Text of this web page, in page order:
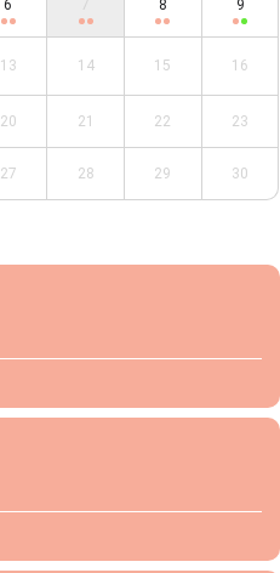
6 7 8 9
13 14 15 16
20 21 22 23
27 28 29 30